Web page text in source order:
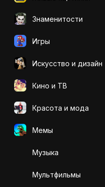
Знаменитости
Игры
Искусcтво и дизайн
Кино и ТВ
Красота и мода
Мемы
Музыка
Мультфильмы